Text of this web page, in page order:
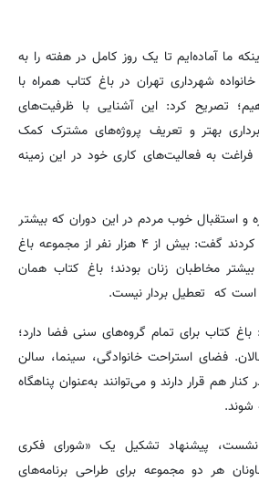
ما آماده‌ایم تا یک روز کامل در هفته را به
شهرداری تهران در باغ کتاب همراه با
تصریح کرد: این آشنایی با ظرفیت‌های
بهتر و تعریف پروژه‌های مشترک کمک
به فعالیت‌های کاری خود در این زمینه
اشاره به جنگ ۱۲روزه و استقبال خوب مردم در این دوران که بیشتر
زنان از باغ کتاب استقبال کردند گفت: بیش از ۴ هزار نفر از مجموعه باغ
مخاطبان زنان بودند؛ باغ کتاب همان
است که تعطیل بردار نیست.
کتاب برای تمام گروه‌های سنی فضا دارد؛
فضای استراحت خانوادگی، سینما، سالن
هم قرار دارند و می‌توانند به‌عنوان پناهگاه
شوند.
پیشنهاد تشکیل یک «شورای فکری
هر دو مجموعه برای طراحی برنامه‌های